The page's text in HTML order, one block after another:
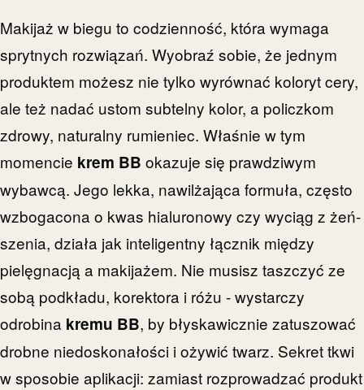
Makijaż w biegu to codzienność, która wymaga
sprytnych rozwiązań. Wyobraź sobie, że jednym
produktem możesz nie tylko wyrównać koloryt cery,
ale też nadać ustom subtelny kolor, a policzkom
zdrowy, naturalny rumieniec. Właśnie w tym
momencie krem BB okazuje się prawdziwym
wybawcą. Jego lekka, nawilżająca formuła, często
wzbogacona o kwas hialuronowy czy wyciąg z żeń-
szenia, działa jak inteligentny łącznik między
pielęgnacją a makijażem. Nie musisz taszczyć ze
sobą podkładu, korektora i różu - wystarczy
odrobina kremu BB, by błyskawicznie zatuszować
drobne niedoskonałości i ożywić twarz. Sekret tkwi
w sposobie aplikacji: zamiast rozprowadzać produkt